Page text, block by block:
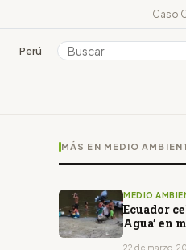
Caso
Perú Colombia
MÁS EN MEDIO
MEDIO
Ecuador
Agua’ en
22 de marzo,